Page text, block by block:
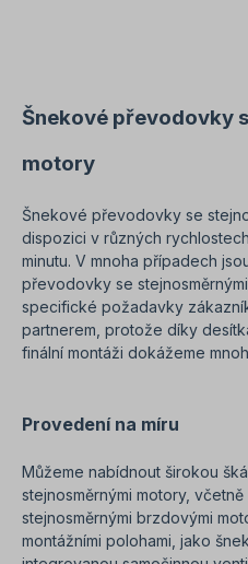
není možné!Všechny
pouze ilustrativní.
Šnekové převodovky
motory
Šnekové převodovky se
dispozici v různých
minutu. V mnoha případech
převodovky se
specifické požadavky
partnerem, protože díky
finální montáži dokážeme
Provedení na míru
Můžeme nabídnout širokou
stejnosměrnými motory,
stejnosměrnými brzdovými
montážními polohami, jako